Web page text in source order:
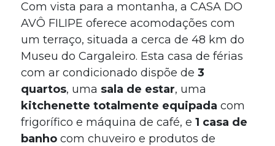
Com vista para a montanha, a CASA DO
AVÔ FILIPE oferece acomodações com
um terraço, situada a cerca de 48 km do
Museu do Cargaleiro. Esta casa de férias
com ar condicionado dispõe de 3
quartos, uma sala de estar, uma
kitchenette totalmente equipada com
frigorífico e máquina de café, e 1 casa de
banhocom chuveiro e produtos de